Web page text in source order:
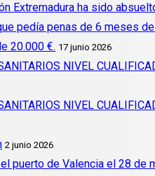
Extremadura ha sido
pedía penas de 6 meses
20.000 €. 17 junio 2026
NIVEL
NIVEL
2 junio 2026
puerto de Valencia el 28 de